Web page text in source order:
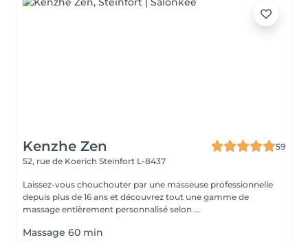
Kenzhe Zen
59
52, rue de Koerich Steinfort L-8437
Laissez-vous chouchouter par une masseuse professionnelle
depuis plus de 16 ans et découvrez tout une gamme de
massage entièrement personnalisé selon ...
Massage 60 min